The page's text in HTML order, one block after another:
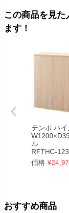
この商品を見
ます！
テンポ ハ
ル
RFTHC-
価格 ¥
おすすめ商品